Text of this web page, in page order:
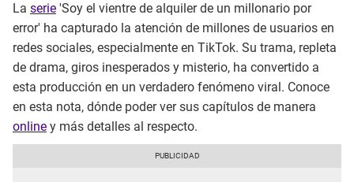
La serie 'Soy el vientre de alquiler de un millonario por
error' ha capturado la atención de millones de usuarios en
redes sociales, especialmente en TikTok. Su trama, repleta
de drama, giros inesperados y misterio, ha convertido a
esta producción en un verdadero fenómeno viral. Conoce
en esta nota, dónde poder ver sus capítulos de manera
online y más detalles al respecto.